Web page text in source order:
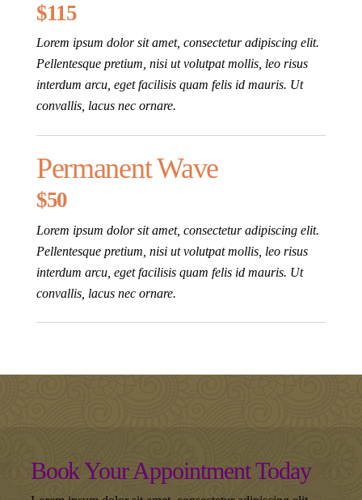
$115
Lorem ipsum dolor sit amet, consectetur adipiscing elit.
Pellentesque pretium, nisi ut volutpat mollis, leo risus
interdum arcu, eget facilisis quam felis id mauris. Ut
convallis, lacus nec ornare.
Permanent Wave
$50
Lorem ipsum dolor sit amet, consectetur adipiscing elit.
Pellentesque pretium, nisi ut volutpat mollis, leo risus
interdum arcu, eget facilisis quam felis id mauris. Ut
convallis, lacus nec ornare.
Book Your Appointment Today